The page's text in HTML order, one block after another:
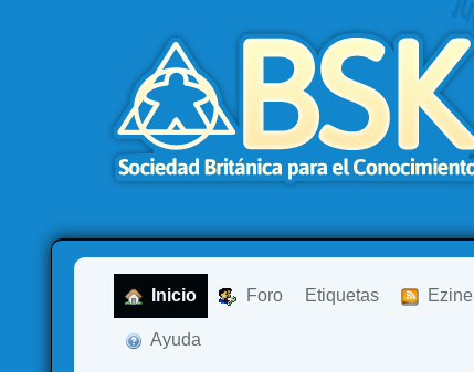
Inicio Foro Etiquetas Ezine
Ayuda